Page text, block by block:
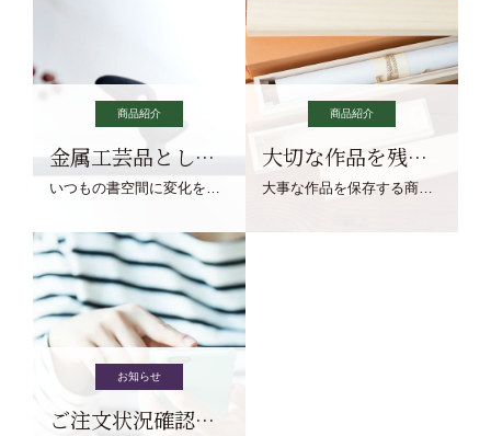
商品紹介
金属工芸品としての文鎮
いつもの書空間に変化を与えてくれる、見ているだけで愉しくなる金属工芸品の文鎮をご紹介します。
商品紹介
大切な作品を残す作品保存商品
大事な作品を保存する商品を取りまとめてご紹介ます。
お知らせ
ご注文状況確認について